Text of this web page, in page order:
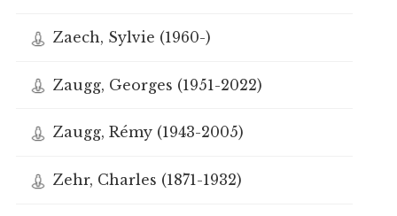
Zaech, Sylvie (1960-)
Zaugg, Georges (1951-2022)
Zaugg, Rémy (1943-2005)
Zehr, Charles (1871-1932)